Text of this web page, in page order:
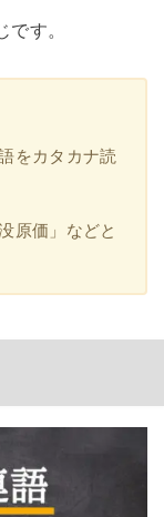
す。
をカタカナ読
原価」などと